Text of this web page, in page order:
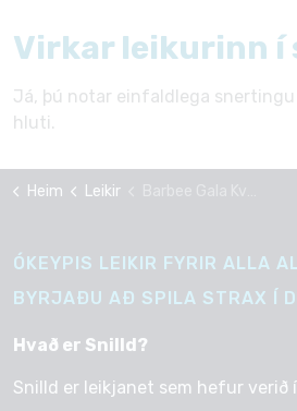
Virkar leikurinn í
Já, þú notar einfaldlega
hluti.
Heim Leikir
ÓKEYPIS LEIKIR FYRIR ALLA
BYRJAÐU AÐ SPILA STRAX Í
Hvað er Snilld?
Snilld er leikjanet sem hefur verið